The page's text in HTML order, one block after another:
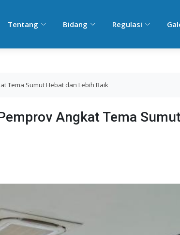
Tentang Bidang Regulasi
Tema Sumut Hebat dan Lebih Baik
Angkat Tema